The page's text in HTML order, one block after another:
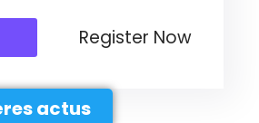
Register Now
actus